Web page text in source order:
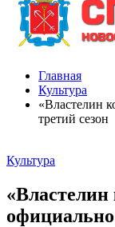
Главная
Культура
«Властелин
третий сезон
Культура
«Властелин